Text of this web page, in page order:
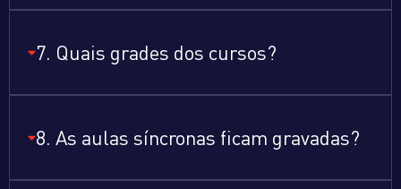
7. Quais grades dos cursos?
8. As aulas síncronas ficam gravadas?